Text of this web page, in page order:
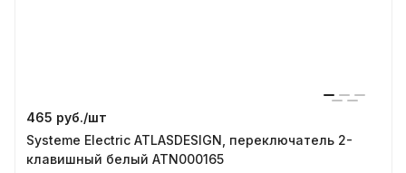
465 руб./шт
Systeme Electric ATLASDESIGN, переключатель 2-
клавишный белый ATN000165